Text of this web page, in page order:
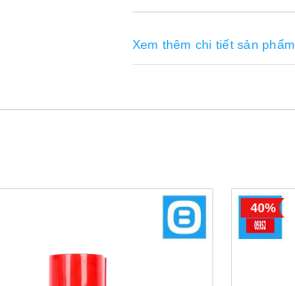
Xem thêm chi tiết sản phẩm
40%